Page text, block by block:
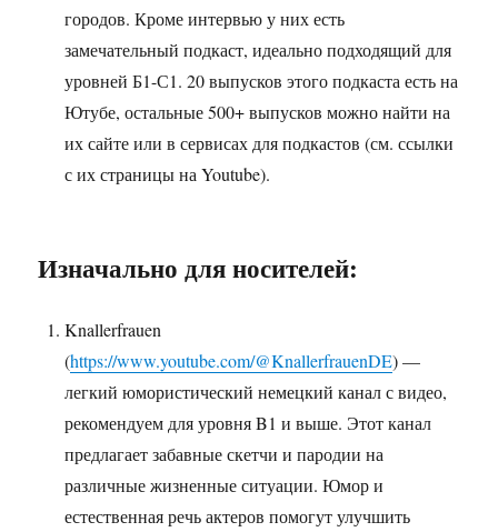
городов. Кроме интервью у них есть
замечательный подкаст, идеально подходящий для
уровней Б1-С1. 20 выпусков этого подкаста есть на
Ютубе, остальные 500+ выпусков можно найти на
их сайте или в сервисах для подкастов (см. ссылки
с их страницы на Youtube).
Изначально для носителей:
Knallerfrauen
(https://www.youtube.com/@KnallerfrauenDE) —
легкий юмористический немецкий канал с видео,
рекомендуем для уровня B1 и выше. Этот канал
предлагает забавные скетчи и пародии на
различные жизненные ситуации. Юмор и
естественная речь актеров помогут улучшить